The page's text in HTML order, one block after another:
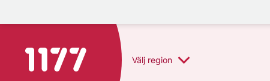
Till startsidan för 1177 Välj region